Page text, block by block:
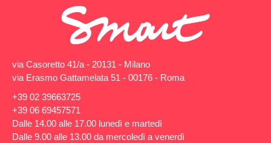
via Casoretto 41/a - 20131 - Milano
via Erasmo Gattamelata 51 - 00176 - Roma
+39 02 39663725
+39 06 69457571
Dalle 14.00 alle 17.00 lunedì e martedì
Dalle 9.00 alle 13.00 da mercoledì a venerdì